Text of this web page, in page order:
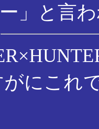
」と言
がにこれ